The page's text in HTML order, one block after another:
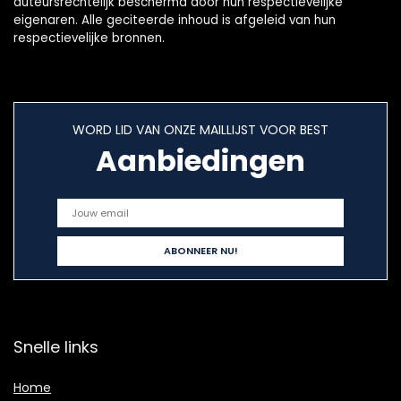
eigenaren. Alle geciteerde inhoud is afgeleid van hun
respectievelijke bronnen.
WORD LID VAN ONZE MAILLIJST VOOR BEST
Aanbiedingen
Snelle links
Home